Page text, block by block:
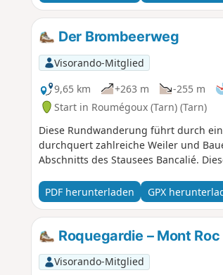
Der Brombeerweg
Visorando-Mitglied
9,65 km
+263 m -255 m
Start in Roumégoux (Tarn) (Tarn)
Diese Rundwanderung führt durch
durchquert zahlreiche Weiler und
Abschnitts des Stausees Bancalié.
PDF herunterladen GPX
Roquegardie – Mont Roc
Visorando-Mitglied